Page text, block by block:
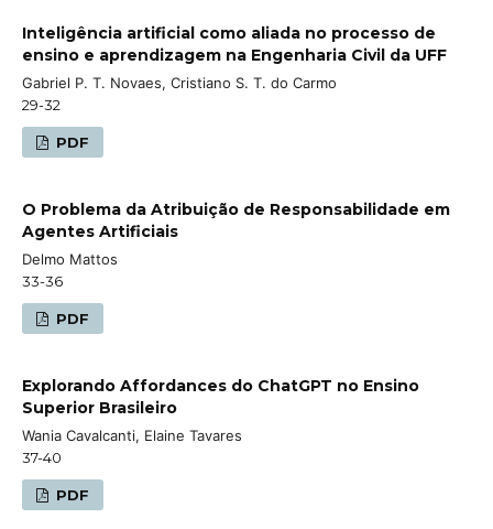
Inteligência artificial como aliada no processo de
ensino e aprendizagem na Engenharia Civil da UFF
Gabriel P. T. Novaes, Cristiano S. T. do Carmo
29-32
PDF
O Problema da Atribuição de Responsabilidade em
Agentes Artificiais
Delmo Mattos
33-36
PDF
Explorando Affordances do ChatGPT no Ensino
Superior Brasileiro
Wania Cavalcanti, Elaine Tavares
37-40
PDF